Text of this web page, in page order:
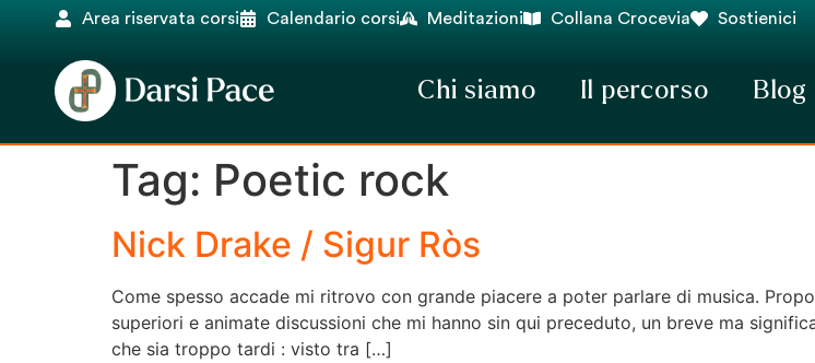
Area riservata corsi Calendario corsi Meditazioni Collana Crocevia Sostienici
Chi siamo Il percorso Blog
Tag: Poetic rock
Nick Drake / Sigur Ròs
Come spesso accade mi ritrovo con grande piacere a poter parlare di musica.
superiori e animate discussioni che mi hanno sin qui preceduto, un breve ma
che sia troppo tardi : visto tra […]